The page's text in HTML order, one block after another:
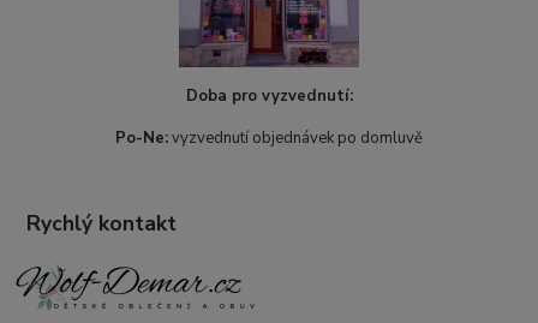
Doba pro vyzvednutí:
Po-Ne:vyzvednutí objednávek po domluvě
Rychlý kontakt